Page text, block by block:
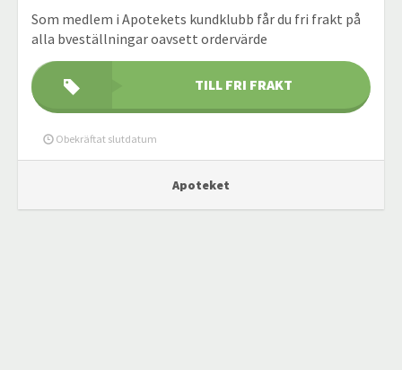
Som medlem i Apotekets kundklubb får du fri frakt på
alla bveställningar oavsett ordervärde
TILL FRI FRAKT
Obekräftat slutdatum
Apoteket